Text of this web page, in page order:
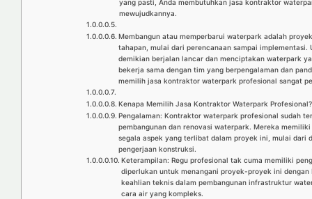
yang pasti, Anda membutuhkan jasa kontraktor
mewujudkannya.
Membangun atau memperbarui waterpark adalah
tahapan, mulai dari perencanaan sampai
demikian berjalan lancar dan menciptakan waterpark
bekerja sama dengan tim yang berpengalaman dan
memilih jasa kontraktor waterpark profesional sangat
Kenapa Memilih Jasa Kontraktor Waterpark Profesional?
Pengalaman: Kontraktor waterpark profesional sudah
pembangunan dan renovasi waterpark. Mereka
segala aspek yang terlibat dalam proyek ini, mulai dari
pengerjaan konstruksi.
Keterampilan: Regu profesional tak cuma memiliki
diperlukan untuk menangani proyek-proyek ini dengan
keahlian teknis dalam pembangunan infrastruktur
cara air yang kompleks.